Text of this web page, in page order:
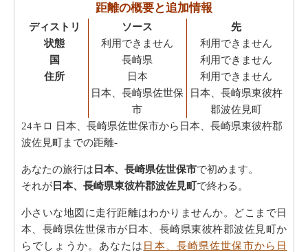
距離の概要と追加情報
ディストリ
状態
国
住所
ソース
利用できません
長崎県
日本
日本、長崎県佐世保
市
先
利用できません
利用できません
利用できません
日本、長崎県東彼杵
郡波佐見町
24キロ 日本、長崎県佐世保市から日本、長崎県東彼杵郡
波佐見町までの距離-
あなたの旅行は 日本、長崎県佐世保市で初めます。
それが 日本、長崎県東彼杵郡波佐見町で終わる。
小さいな地図に走行距離はわかりませんか。どこまで日
本、長崎県佐世保市が日本、長崎県東彼杵郡波佐見町か
らでしょうか。あなたは 日本、長崎県佐世保市から日